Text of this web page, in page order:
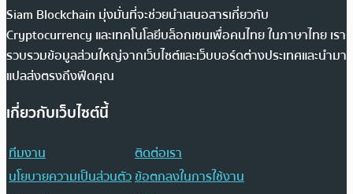
Siam Blockchain มุ่งมั่นที่จะช่วยนำเสนอสารเกี่ยวกับ
Cryptocurrency และเทคโนโลยีบล็อกเชนเพื่อคนไทย ในภาษาไทย เรา
รวบรวมข้อมูลส่วนใหญ่จากเว็บไซต์และเว็บบอร์ดต่างประเทศและนำมา
แปลส่งตรงถึงฟีดคุณ
เกี่ยวกับเว็บไซต์นี้
ทีมงาน
ติดต่อเรา
นโยบายความเป็นส่วนตัวข้อตกลงในการใช้งาน